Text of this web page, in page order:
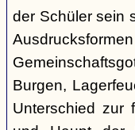
der Schüler sein
Burgen,
Unterschied zur